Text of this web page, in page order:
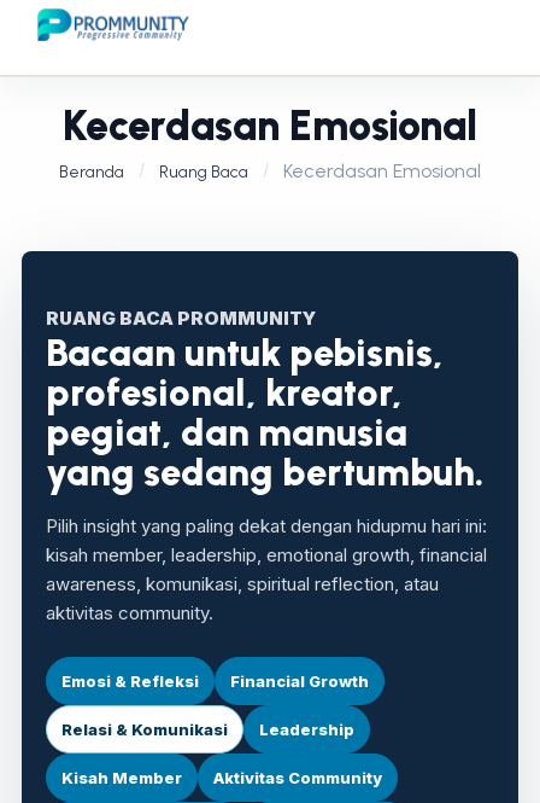
Kecerdasan Emosional
Beranda Ruang Baca Kecerdasan Emosional
RUANG BACA PROMMUNITY
Bacaan untuk pebisnis,
profesional, kreator,
pegiat, dan manusia
yang sedang bertumbuh.
Pilih insight yang paling dekat dengan hidupmu hari ini:
kisah member, leadership, emotional growth, financial
awareness, komunikasi, spiritual reflection, atau
aktivitas community.
Emosi & Refleksi Financial Growth
Relasi & Komunikasi Leadership
Kisah Member Aktivitas Community